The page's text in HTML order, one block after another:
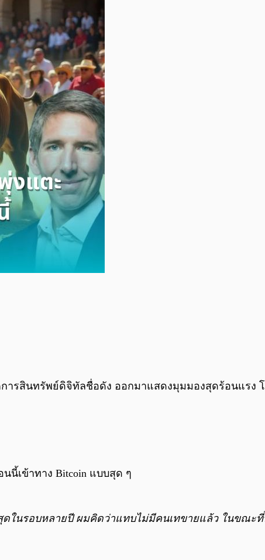
การสินทรัพย์ดิจิทัลชื่อดัง ออกมาแสดงมุมมองสุดร้อนแรง
นี้เข้าทาง Bitcoin แบบสุด ๆ
ในรอบหลายปี ผมคิดว่าแทบไม่มีคนเทขายแล้ว ในขณะ